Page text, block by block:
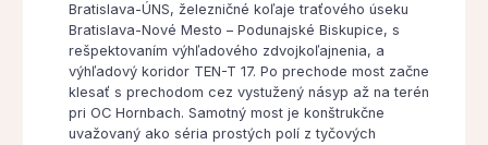
Bratislava-ÚNS, železničné koľaje traťového úseku
Bratislava-Nové Mesto – Podunajské Biskupice, s
rešpektovaním výhľadového zdvojkoľajnenia, a
výhľadový koridor TEN-T 17. Po prechode most začne
klesať s prechodom cez vystužený násyp až na terén
pri OC Hornbach. Samotný most je konštrukčne
uvažovaný ako séria prostých polí z tyčových